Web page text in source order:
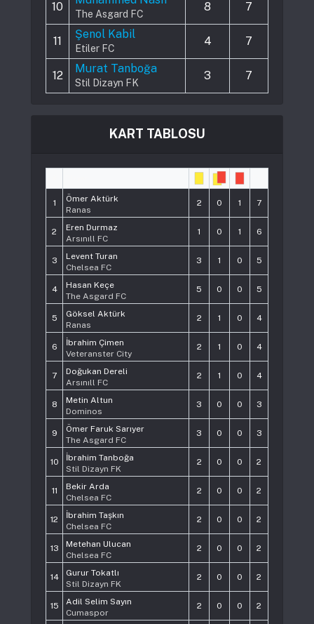
10
The Asgard FC
8 7
11
Şenol Kabil
Etiler FC
4 7
12
Murat Tanboğa
Stil Dizayn FK
3 7
KART TABLOSU
1
Ömer Aktürk
Ranas
2 0 1 7
2
Eren Durmaz
Arsınıll FC
1 0 1 6
3
Levent Turan
Chelsea FC
3 1 0 5
4
Hasan Keçe
The Asgard FC
5 0 0 5
5
Göksel Aktürk
Ranas
2 1 0 4
6
İbrahim Çimen
Veteranster City
2 1 0 4
7
Doğukan Dereli
Arsınıll FC
2 1 0 4
8
Metin Altun
Dominos
3 0 0 3
9
Ömer Faruk Sarıyer
The Asgard FC
3 0 0 3
10
İbrahim Tanboğa
Stil Dizayn FK
2 0 0 2
11
Bekir Arda
Chelsea FC
2 0 0 2
12
İbrahim Taşkın
Chelsea FC
2 0 0 2
13
Metehan Ulucan
Chelsea FC
2 0 0 2
14
Gurur Tokatlı
Stil Dizayn FK
2 0 0 2
15
Adil Selim Sayın
Cumaspor
2 0 0 2